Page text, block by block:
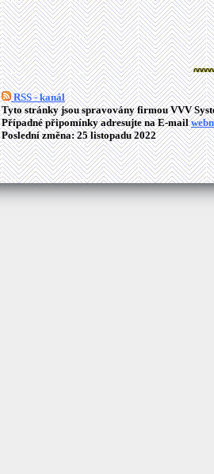
RSS - kanál
Tyto stránky jsou spravovány firmou VVV
Případné připomínky adresujte na E-mail
Poslední změna: 25 listopadu 2022